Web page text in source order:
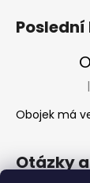
|
Obojek má
Otázky